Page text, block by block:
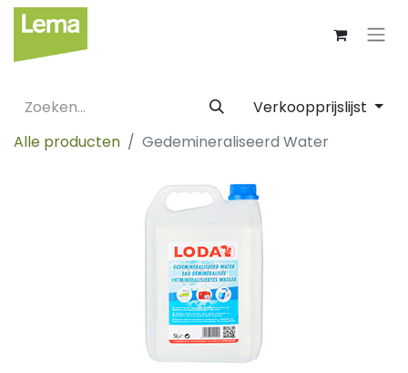
Verkoopprijslijst
Alle producten
Gedemineraliseerd Water